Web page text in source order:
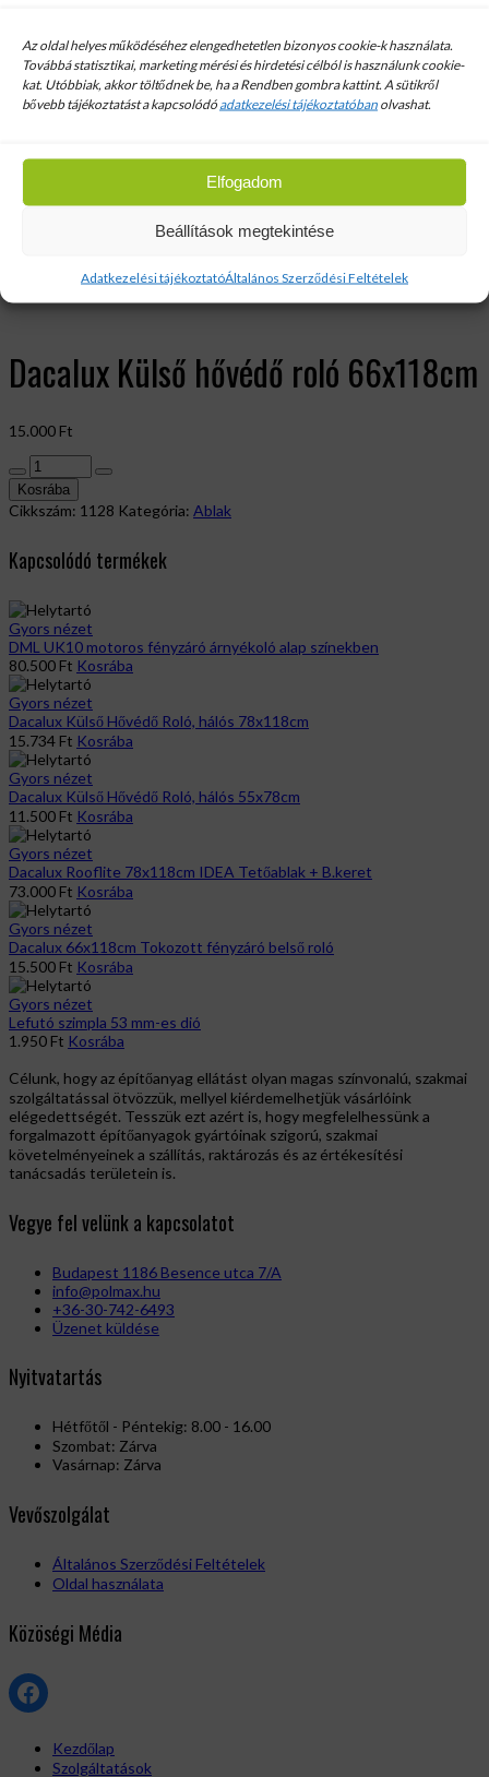
Az oldal helyes működéséhez elengedhetetlen bizonyos cookie-k használata.
Továbbá statisztikai, marketing mérési és hirdetési célból is használunk cookie-
kat. Utóbbiak, akkor töltődnek be, ha a Rendben gombra kattint. A sütikről
bővebb tájékoztatást a kapcsolódó adatkezelési tájékoztatóban olvashat.
Elfogadom
Beállítások megtekintése
Adatkezelési tájékoztatóÁltalános Szerződési Feltételek
Dacalux Külső hővédő roló 66x118cm
Dacalux Külső hővédő roló 66x118cm
Dacalux Külső hővédő roló 66x118cm
15.000 Ft
Dacalux
Külső
hővédő
roló
mennyiség
Kosrába
Cikkszám: 1128 Kategória: Ablak
Kapcsolódó termékek
Gyors nézet
DML UK10 motoros fényzáró árnyékoló alap színekben
80.500 Ft Kosrába
Gyors nézet
Dacalux Külső Hővédő Roló, hálós 78x118cm
15.734 Ft Kosrába
Gyors nézet
Dacalux Külső Hővédő Roló, hálós 55x78cm
11.500 Ft Kosrába
Gyors nézet
Dacalux Rooflite 78x118cm IDEA Tetőablak + B.keret
73.000 Ft Kosrába
Gyors nézet
Dacalux 66x118cm Tokozott fényzáró belső roló
15.500 Ft Kosrába
Gyors nézet
Lefutó szimpla 53 mm-es dió
1.950 Ft Kosrába
Célunk, hogy az építőanyag ellátást olyan magas színvonalú, szakmai
szolgáltatással ötvözzük, mellyel kiérdemelhetjük vásárlóink
elégedettségét. Tesszük ezt azért is, hogy megfelelhessünk a
forgalmazott építőanyagok gyártóinak szigorú, szakmai
követelményeinek a szállítás, raktározás és az értékesítési
tanácsadás területein is.
Vegye fel velünk a kapcsolatot
Budapest 1186 Besence utca 7/A
info@polmax.hu
+36-30-742-6493
Üzenet küldése
Nyitvatartás
Hétfőtől - Péntekig: 8.00 - 16.00
Szombat: Zárva
Vasárnap: Zárva
Vevőszolgálat
Általános Szerződési Feltételek
Oldal használata
Közöségi Média
Facebook
Kezdőlap
Szolgáltatások